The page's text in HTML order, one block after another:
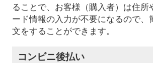
ることで、お客様（購入者）は住所
ード情報の入力が不要になるので、
文をすることができます。
コンビニ後払い